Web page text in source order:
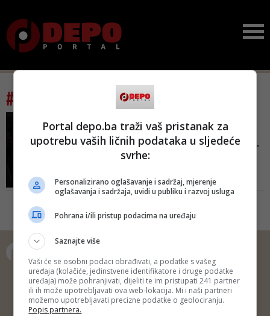
#tag: Banka Srpske
Novi detalji: Ikona koju je
Dodik poklonio Lavrovu...
tvrdi izvor BNTV, izvan svih
protokola. Jedan od Dodikovih
sa Lavrovim je uveo dvije TV
Copyright © 2014 Depo Portal
Impressum
Kontakt Marketing
Privatnost korisnika
O nama
Portal depo.ba traži vaš pristanak za
upotrebu vaših ličnih podataka u sljedeće
svrhe:
Personalizirano oglašavanje i sadržaj, mjerenje
oglašavanja i sadržaja, uvidi u publiku i razvoj usluga
Pohrana i/ili pristup podacima na uređaju
Saznajte više
Vaši će se osobni podaci obrađivati, a podatke s vašeg
uređaja (kolačiće, jedinstvene identifikatore i druge podatke
uređaja) može pohranjivati, dijeliti te im pristupati 241 partner
ili ih može upotrebljavati ova web-lokacija. Mi i naši partneri
možemo upotrebljavati precizne podatke o geolociranju.
Popis partnera.